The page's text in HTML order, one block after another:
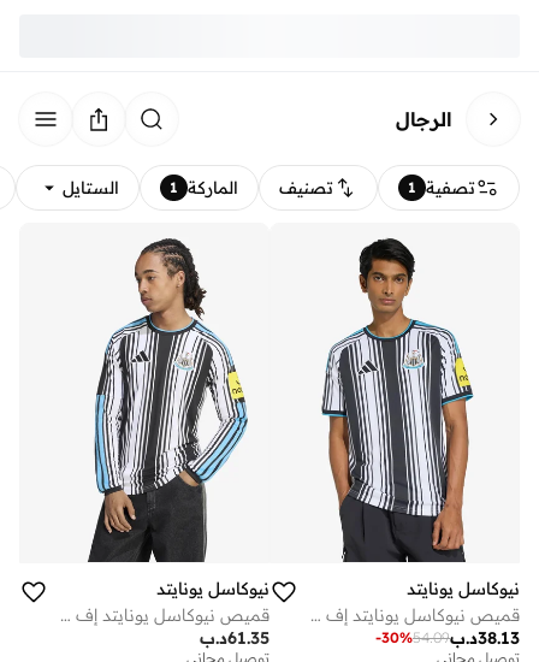
الرجال
تصفية 1 تصنيف الماركة 1 الستايل
نيوكاسل يونايتد
قميص نيوكاسل يونايتد إف سي الأساسي
د.ب38.13
54.09
-30%
توصيل مجاني
نيوكاسل يونايتد
قميص نيوكاسل يونايتد إف سي الأساسي
د.ب61.35
توصيل مجاني